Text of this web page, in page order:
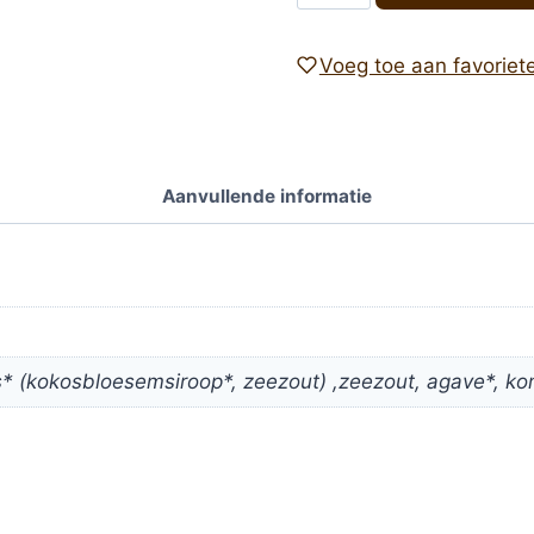
vissaus
sauce"
bio
Voeg toe aan
Aanvullende informatie
(kokosbloesemsiroop*, zeezout) ,zeezout, agave*,